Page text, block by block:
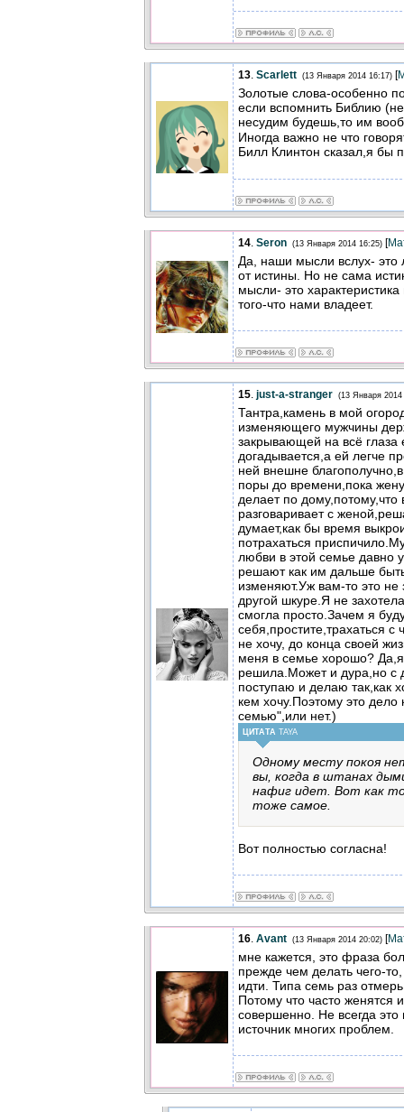
13. Scarlett (13 Января 2014 16:17) [
Золотые слова-особенно
если вспомнить Библию
несудим будешь,то им
Иногда важно не что
Билл Клинтон сказал,я бы
14. Seron (13 Января 2014 16:25) [
Да, наши мысли вслух- это
от истины. Но не сама
мысли- это
того-что нами владеет.
15. just-a-stranger (13 Января 2014
Тантра,камень в мой
изменяющего мужчины
закрывающей на всё глаза
догадывается,а ей легче
ней внешне
поры до времени,пока
делает по дому,потому,что
разговаривает с
думает,как бы время
потрахаться
любви в этой семье давно
решают как им дальше
изменяют.Уж вам-то это не
другой шкуре.Я не
смогла просто.Зачем я
себя,простите,трахаться
не хочу, до конца своей
меня в семье хорошо? Да,я
решила.Может и дура,но с
поступаю и делаю так,как
кем хочу.Поэтому это дело
семью",или нет.)
ЦИТАТА TAYA
Одному месту покоя
вы, когда в штанах
нафиг идет. Вот как
тоже самое.
Вот полностью согласна!
16. Avant (13 Января 2014 20:02) [
мне кажется, это фраза
прежде чем делать чего-
идти. Типа семь раз
Потому что часто женятся
совершенно. Не всегда это
источник многих проблем.